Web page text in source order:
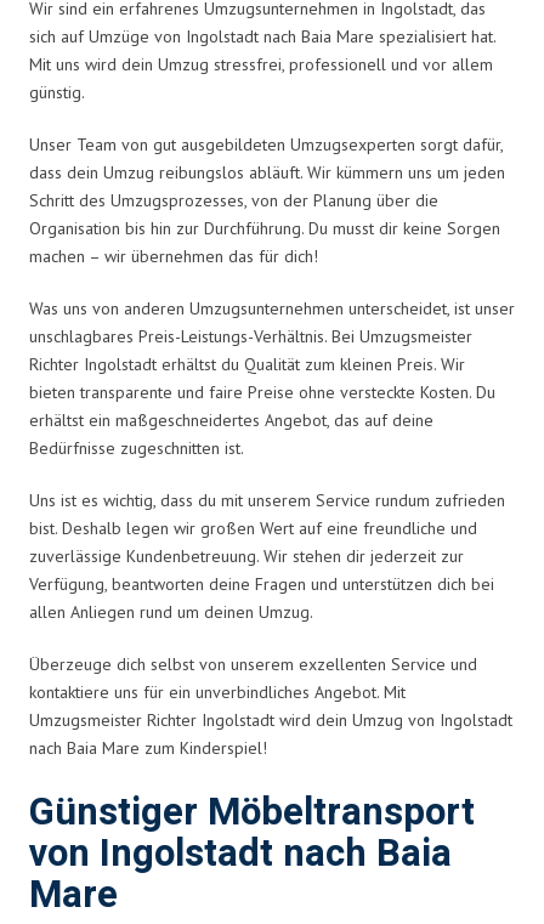
Wir sind ein erfahrenes Umzugsunternehmen in Ingolstadt, das
sich auf Umzüge von Ingolstadt nach Baia Mare spezialisiert hat.
Mit uns wird dein Umzug stressfrei, professionell und vor allem
günstig.
Unser Team von gut ausgebildeten Umzugsexperten sorgt dafür,
dass dein Umzug reibungslos abläuft. Wir kümmern uns um jeden
Schritt des Umzugsprozesses, von der Planung über die
Organisation bis hin zur Durchführung. Du musst dir keine Sorgen
machen – wir übernehmen das für dich!
Was uns von anderen Umzugsunternehmen unterscheidet, ist unser
unschlagbares Preis-Leistungs-Verhältnis. Bei Umzugsmeister
Richter Ingolstadt erhältst du Qualität zum kleinen Preis. Wir
bieten transparente und faire Preise ohne versteckte Kosten. Du
erhältst ein maßgeschneidertes Angebot, das auf deine
Bedürfnisse zugeschnitten ist.
Uns ist es wichtig, dass du mit unserem Service rundum zufrieden
bist. Deshalb legen wir großen Wert auf eine freundliche und
zuverlässige Kundenbetreuung. Wir stehen dir jederzeit zur
Verfügung, beantworten deine Fragen und unterstützen dich bei
allen Anliegen rund um deinen Umzug.
Überzeuge dich selbst von unserem exzellenten Service und
kontaktiere uns für ein unverbindliches Angebot. Mit
Umzugsmeister Richter Ingolstadt wird dein Umzug von Ingolstadt
nach Baia Mare zum Kinderspiel!
Günstiger Möbeltransport
von Ingolstadt nach Baia
Mare